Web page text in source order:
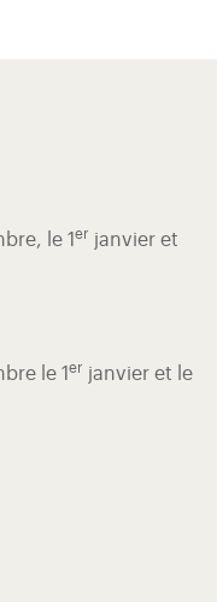
le 1 er janvier et
le 1 er janvier et le